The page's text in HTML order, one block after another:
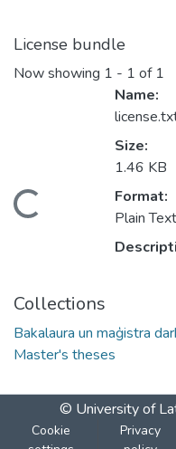
License bundle
Now showing 1 - 1 of 1
Name:
Size:
1.46 KB
Format:
Plain Text
Collections
Bakalaura un maģistra
Master's theses
© University of
Cookie
Privacy